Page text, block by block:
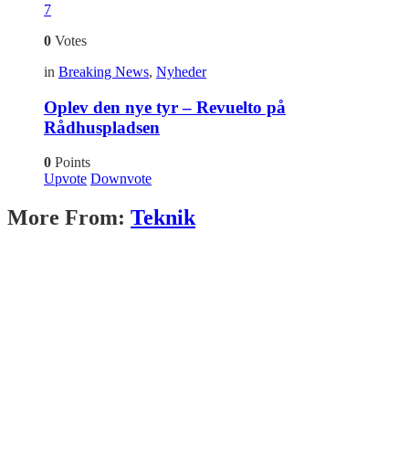
7
0 Votes
in Breaking News, Nyheder
Oplev den nye tyr – Revuelto på
Rådhuspladsen
0 Points
Upvote Downvote
More From: Teknik